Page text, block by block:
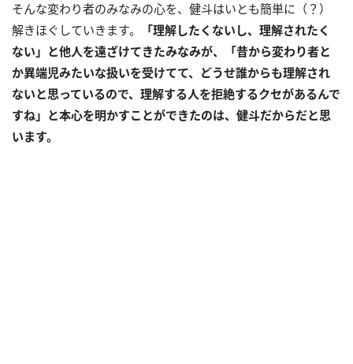
そんな変わり者のみなみの心を、健斗はいとも簡単に（？）
解きほぐしていきます。
「理解したくないし、理解されたく
ない」と他人を遠ざけてきたみなみが、「昔から変わり者と
か異端児みたいな扱いを受けてて、どうせ誰からも理解され
ないと思っているので、理解する人を拒絶するクセがあるんで
すね」と本心を明かすことができたのは、健斗だからだと思
います。